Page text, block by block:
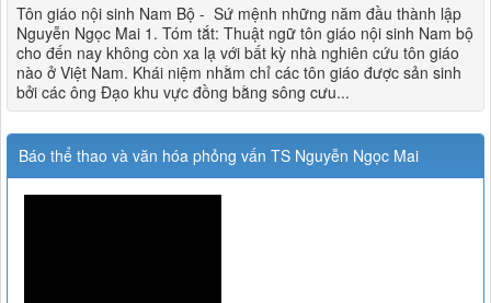
Tôn giáo nội sinh Nam Bộ - Sứ mệnh những năm đầu thành lập
Nguyễn Ngọc Mai 1. Tóm tắt: Thuật ngữ tôn giáo nội sinh Nam bộ
cho đến nay không còn xa lạ với bất kỳ nhà nghiên cứu tôn giáo
nào ở Việt Nam. Khái niệm nhằm chỉ các tôn giáo được sản sinh
bởi các ông Đạo khu vực đồng bằng sông cưu...
Báo thể thao và văn hóa phỏng vấn TS Nguyễn Ngọc Mai